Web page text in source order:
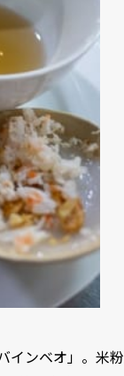
インベオ」。米粉